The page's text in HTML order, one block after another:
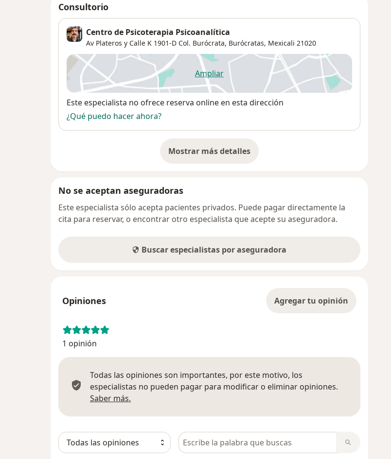
Consultorio
Centro de Psicoterapia Psicoanalítica
Av Plateros y Calle K 1901-D Col. Burócrata, Burócratas, Mexicali 21020
Ampliarse abre en una nueva pestaña
Disponibilidad
Este especialista no ofrece reserva online en esta dirección
¿Qué puedo hacer ahora?
Mostrar más detalles
sobre la dirección
No se aceptan aseguradoras
Este especialista sólo acepta pacientes privados. Puede pagar directamente la
cita para reservar, o encontrar otro especialista que acepte su aseguradora.
Buscar especialistas por aseguradora
Opiniones Agregar tu opinión
1 opinión
Todas las opiniones son importantes, por este motivo, los
especialistas no pueden pagar para modificar o eliminar opiniones.
Saber más.
Busca en opiniones